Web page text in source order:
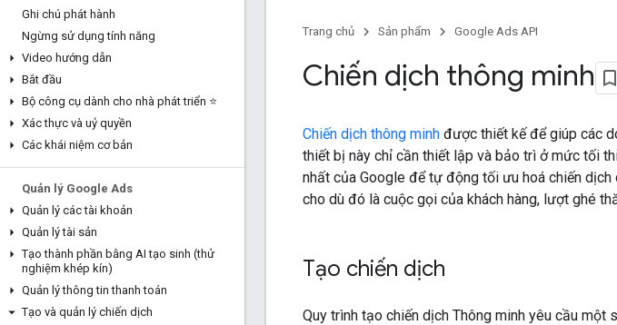
Ghi chú phát hành
Ngừng sử dụng tính năng
Video hướng dẫn
Bắt đầu
Bộ công cụ dành cho nhà phát triển ⭐
Xác thực và uỷ quyền
Các khái niệm cơ bản
Quản lý Google Ads
Quản lý các tài khoản
Quản lý tài sản
Tạo thành phần bằng AI tạo sinh (thử
nghiệm khép kín)
Quản lý thông tin thanh toán
Tạo và quản lý chiến dịch
Trang chủ Sản phẩm Google Ads API
Chiến dịch thông minh
Chiến dịch thông minh được thiết kế để giúp các
thiết bị này chỉ cần thiết lập và bảo trì ở mức tối
nhất của Google để tự động tối ưu hoá chiến
cho dù đó là cuộc gọi của khách hàng, lượt ghé
Tạo chiến dịch
Quy trình tạo chiến dịch Thông minh yêu cầu